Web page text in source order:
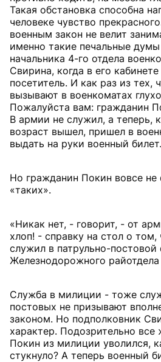
Такая обстановка способна
человеке чувство
военным закон не велит
именно такие печальные
начальника 4-го отдела
Свирина, когда в его
посетитель. И как раз из тех,
вызывают в военкоматах
Пожалуйста вам: гражданин
В армии не служил, а теперь,
возраст вышел, пришел в
выдать на руки военный
Но гражданин Покин вовсе не
«таких».
«Никак нет, - говорит, - от
хлоп! - справку на стол о том,
служил в патрульно-постовой
Железнодорожного
Служба в милиции - тоже
постовых не призывают
законом. Но подполковник
характер. Подозрительно все
Покин из милиции уволился,
стукнуло? А теперь военный